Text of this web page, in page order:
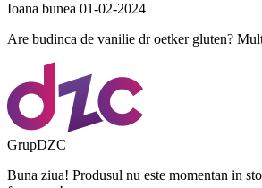
Ioana bunea 01-02-2024
Are budinca de vanilie dr oetker gluten?
GrupDZC
Buna ziua! Produsul nu este momentan in